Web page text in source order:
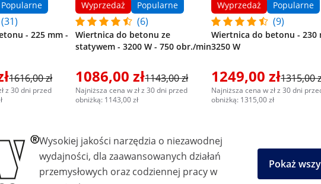
Popularne
(31)
- 225 mm -
1616,00 zł
z 30 dni przed
Wyprzedaż Popularne
(6)
Wiertnica do betonu ze
statywem - 3200 W - 750 obr./min
1086,00 zł1143,00 zł
Najniższa cena w zł z 30 dni przed
obniżką: 1143,00 zł
Wyprzedaż Popularne
(9)
Wiertnica do betonu - 230
3250 W
1249,00 zł1315,00
Najniższa cena w zł z 30 dni
obniżką: 1315,00 zł
Wysokiej jakości narzędzia o niezawodnej
wydajności, dla zaawansowanych działań
przemysłowych oraz codziennej pracy w
Pokaż